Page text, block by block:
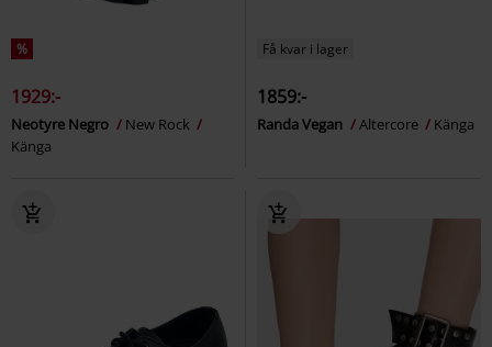
%
1929:-
Neotyre Negro
New Rock
Känga
Få kvar i lager
1859:-
Randa Vegan Altercore Känga